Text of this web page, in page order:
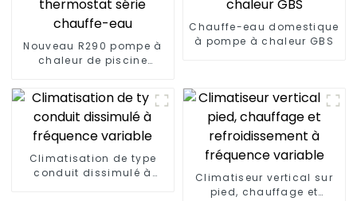
Nouveau R290 pompe à
chaleur de piscine
Chauffe-eau domestique
à pompe à chaleur GBS
Climatisation de type
conduit dissimulé à
Climatiseur vertical sur
pied, chauffage et